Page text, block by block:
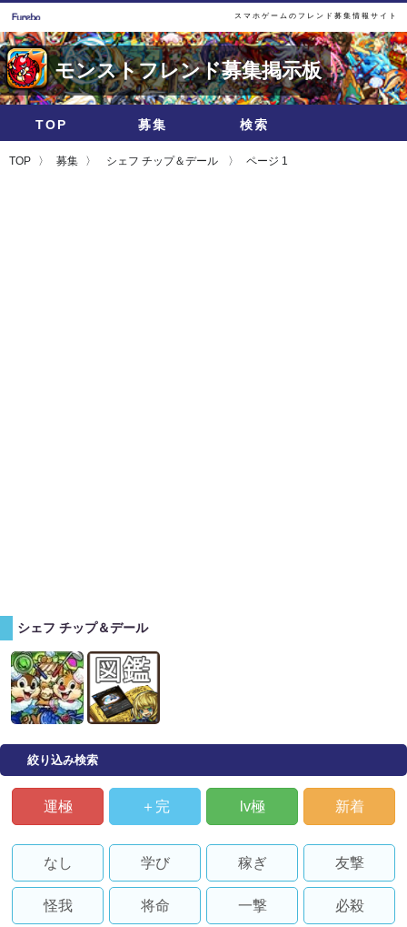
スマホゲームのフレンド募集情報サイト
モンストフレンド募集掲示板
TOP 募集 検索
TOP 募集 シェフ チップ＆デール ページ 1
シェフ チップ＆デール
絞り込み検索
運極 ＋完 lv極 新着
なし 学び 稼ぎ 友撃
怪我 将命 一撃 必殺